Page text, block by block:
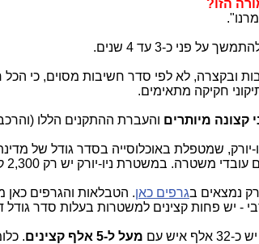
הזו?
על פני כ-3 עד 4 שנים.
ובקצרה, לא לפי סדר חשיבות מסוים, כי
חקיקה מתאימים.
והעברת ההתקנים הללו
נמצאים בגרפים כאן. הטבלאות והגרפים כאן
- יש פחות קצינים למשטרות בעלות סדר
עם
מעל ל-5 אלף קצינים . כלומר: 2,000